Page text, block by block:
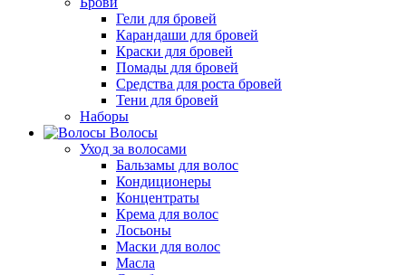
Гели для бровей
Карандаши для бровей
Краски для бровей
Помады для бровей
Средства для роста бровей
Тени для бровей
Наборы
Волосы
Уход за волосами
Бальзамы для волос
Кондиционеры
Концентраты
Крема для волос
Лосьоны
Маски для волос
Масла